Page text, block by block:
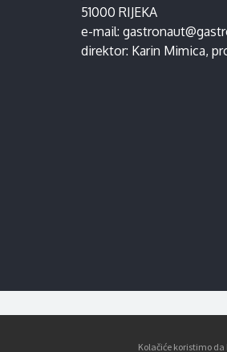
51000 RIJEKA
e-mail:
direktor: Karin Mimica,
Kolačiće koristimo